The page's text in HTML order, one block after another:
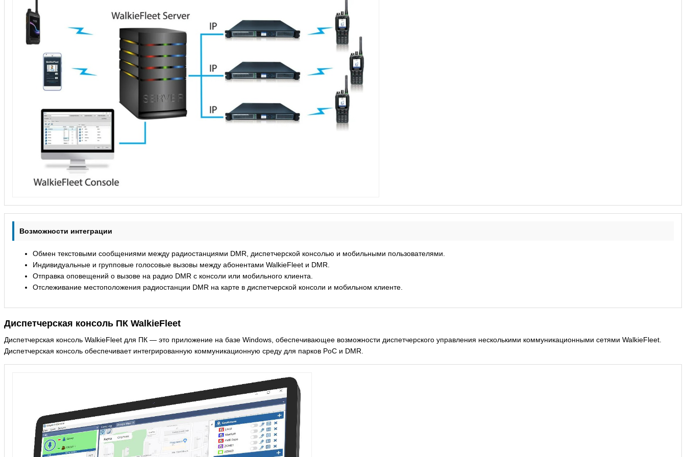
Возможности интеграции
Обмен текстовыми сообщениями между радиостанциями DMR, диспетчерской консолью и мобильными пользователями.
Индивидуальные и групповые голосовые вызовы между абонентами WalkieFleet и DMR.
Отправка оповещений о вызове на радио DMR с консоли или мобильного клиента.
Отслеживание местоположения радиостанции DMR на карте в диспетчерской консоли и мобильном клиенте.
Диспетчерская консоль ПК WalkieFleet
Диспетчерская консоль WalkieFleet для ПК — это приложение на базе Windows, обеспечивающее возможности диспетчерского управления несколькими коммуникационными сетями WalkieFleet.
Диспетчерская консоль обеспечивает интегрированную коммуникационную среду для парков PoC и DMR.